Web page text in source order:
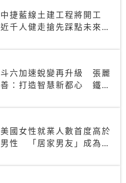
中捷藍線土建工程將開工
近千人健走搶先踩點未來車
斗六加速蛻變再升級 張麗
善：打造智慧新都心 鐵路
美國女性就業人數首度高於
男性 「居家男友」成為社